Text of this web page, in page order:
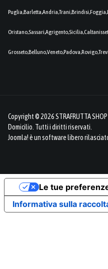
Copyright © 2026 STRAFRUTTA
Domicilio. Tutti i diritti riservati.
Joomla!è un software libero
Informativa sulla
Le tue